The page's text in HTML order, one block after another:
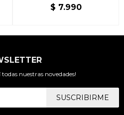
Colonial - Freijo
$ 7.990
todas nuestras novedades!
SUSCRIBIRME